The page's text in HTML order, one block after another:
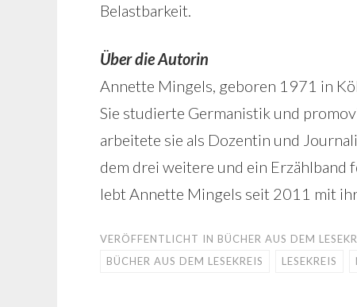
Belastbarkeit.
Über die Autorin
Annette Mingels, geboren 1971 in
Sie studierte Germanistik und
arbeitete sie als Dozentin und
dem drei weitere und ein
lebt Annette Mingels seit 2011 mit
VERÖFFENTLICHT IN BÜCHER AUS DEM
BÜCHER AUS DEM LESEKREIS
LESEKREIS